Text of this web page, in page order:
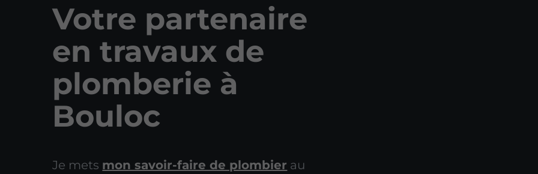
Votre partenaire
en travaux de
plomberie à
Bouloc
Je mets mon savoir-faire de plombier au